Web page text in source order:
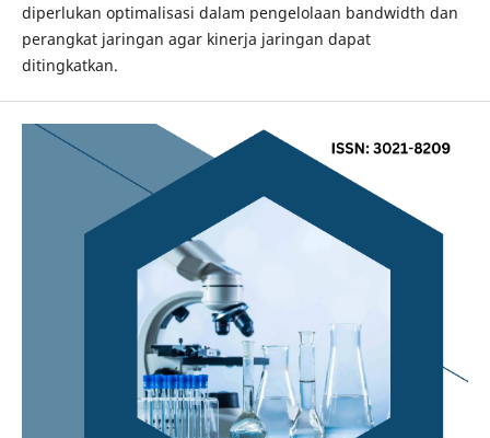
diperlukan optimalisasi dalam pengelolaan bandwidth dan
perangkat jaringan agar kinerja jaringan dapat
ditingkatkan.